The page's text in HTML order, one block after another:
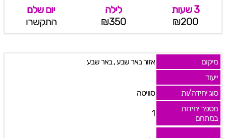
3 שעות
₪200
לילה
₪350
יום שלם
התקשרו
מיקום אזור באר שבע,באר שבע
ייעוד
סוג יחידה/ות
סוויטה
מספר יחידות
במתחם
1